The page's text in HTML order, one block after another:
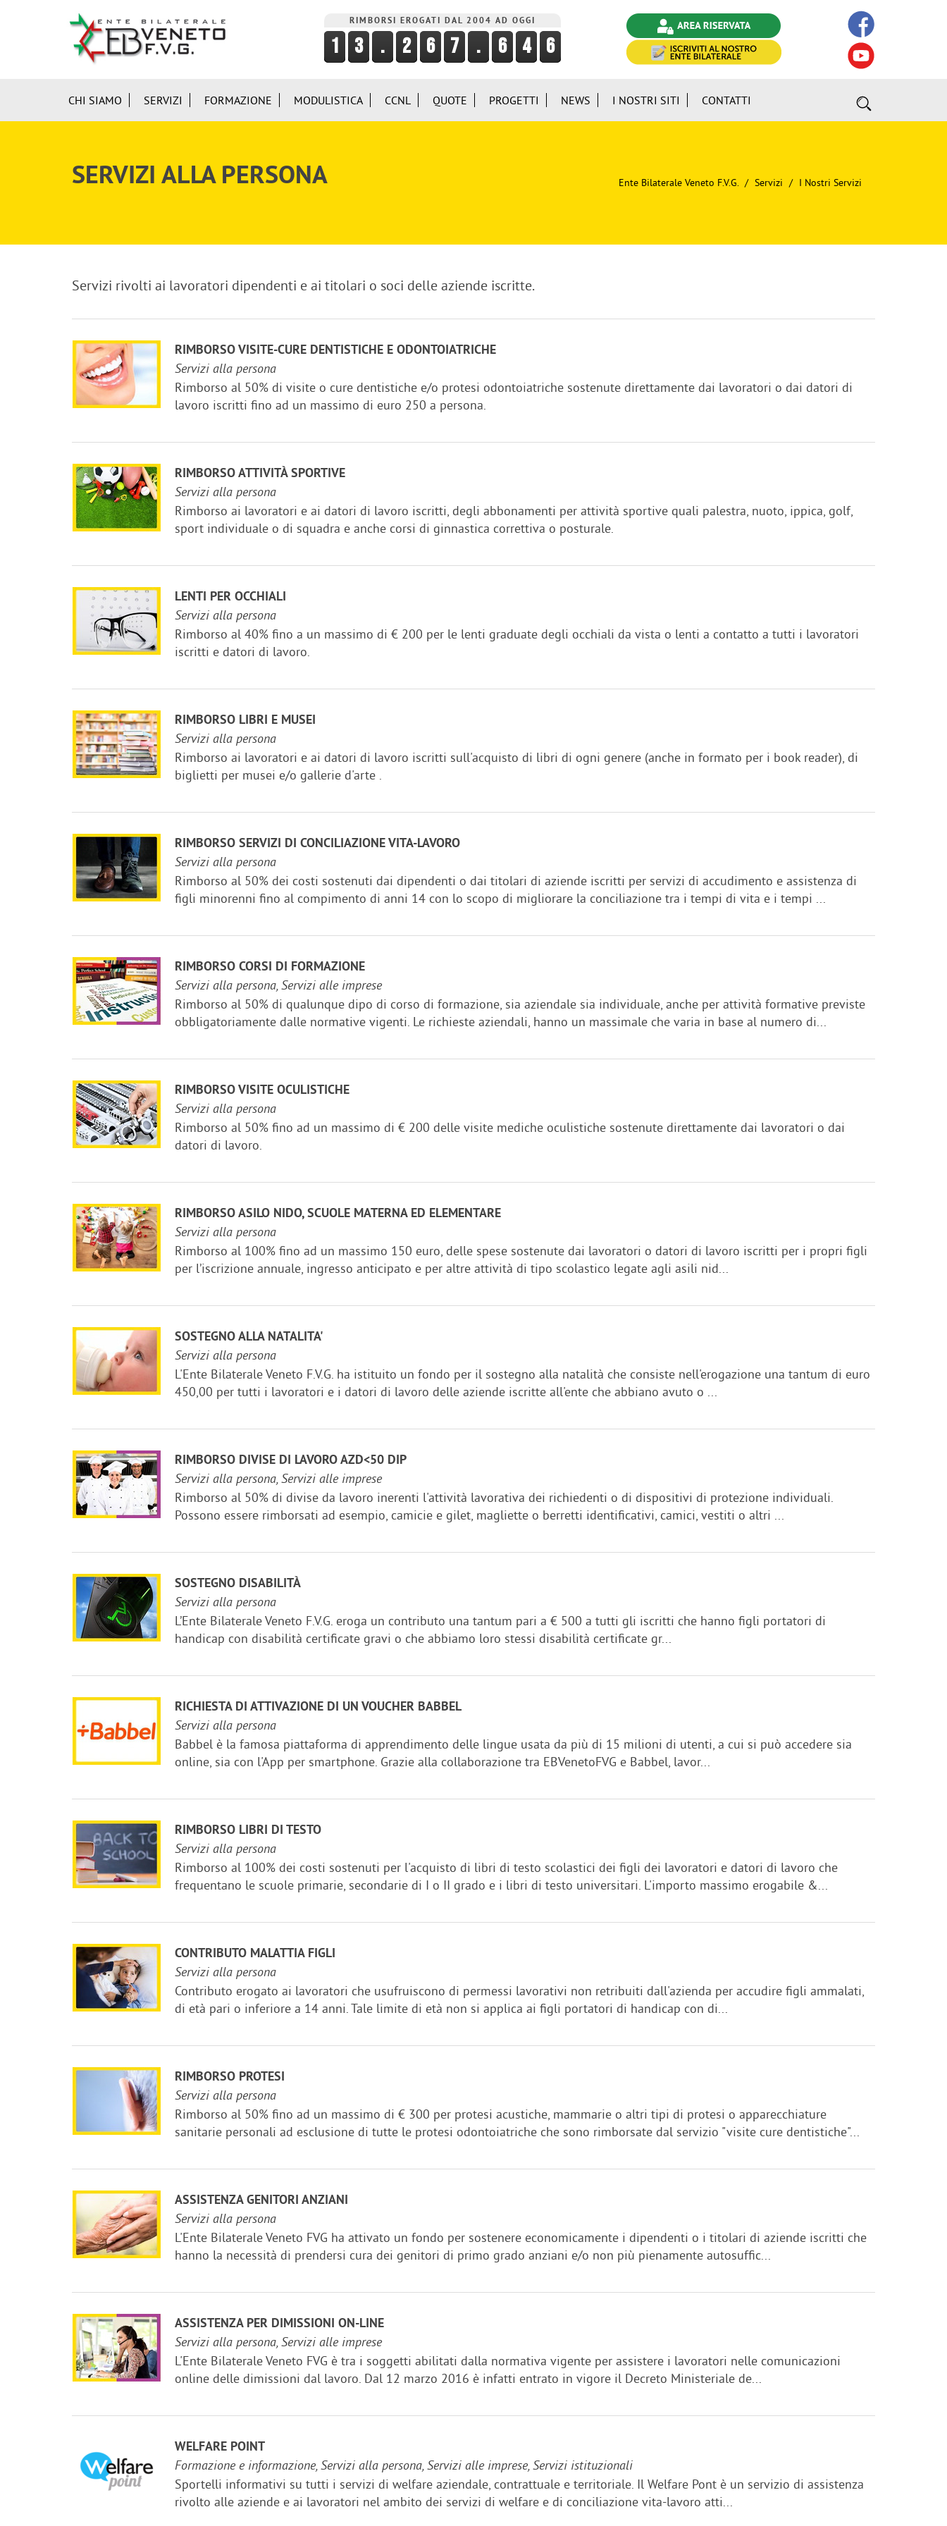
RIMBORSI EROGATI DAL 2004 AD OGGI
CHI SIAMO SERVIZI FORMAZIONE MODULISTICA CCNL QUOTE PROGETTI NEWS I NOSTRI SITI CONTATTI
SERVIZI ALLA PERSONA Ente Bilaterale Veneto F.V.G. Servizi I Nostri Servizi
Servizi rivolti ai lavoratori dipendenti e ai titolari o soci delle aziende iscritte.
RIMBORSO VISITE-CURE DENTISTICHE E ODONTOIATRICHE
Servizi alla persona
Rimborso al 50% di visite o cure dentistiche e/o protesi odontoiatriche sostenute direttamente dai lavoratori o dai datori di
lavoro iscritti fino ad un massimo di euro 250 a persona.
RIMBORSO ATTIVITÀ SPORTIVE
Servizi alla persona
Rimborso ai lavoratori e ai datori di lavoro iscritti, degli abbonamenti per attività sportive quali palestra, nuoto, ippica, golf,
sport individuale o di squadra e anche corsi di ginnastica correttiva o posturale.
LENTI PER OCCHIALI
Servizi alla persona
Rimborso al 40% fino a un massimo di € 200 per le lenti graduate degli occhiali da vista o lenti a contatto a tutti i lavoratori
iscritti e datori di lavoro.
RIMBORSO LIBRI E MUSEI
Servizi alla persona
Rimborso ai lavoratori e ai datori di lavoro iscritti sull'acquisto di libri di ogni genere (anche in formato per i book reader), di
biglietti per musei e/o gallerie d'arte .
RIMBORSO SERVIZI DI CONCILIAZIONE VITA-LAVORO
Servizi alla persona
Rimborso al 50% dei costi sostenuti dai dipendenti o dai titolari di aziende iscritti per servizi di accudimento e assistenza di
figli minorenni fino al compimento di anni 14 con lo scopo di migliorare la conciliazione tra i tempi di vita e i tempi ...
RIMBORSO CORSI DI FORMAZIONE
Servizi alla persona, Servizi alle imprese
Rimborso al 50% di qualunque dipo di corso di formazione, sia aziendale sia individuale, anche per attività formative previste
obbligatoriamente dalle normative vigenti. Le richieste aziendali, hanno un massimale che varia in base al numero di...
RIMBORSO VISITE OCULISTICHE
Servizi alla persona
Rimborso al 50% fino ad un massimo di € 200 delle visite mediche oculistiche sostenute direttamente dai lavoratori o dai
datori di lavoro.
RIMBORSO ASILO NIDO, SCUOLE MATERNA ED ELEMENTARE
Servizi alla persona
Rimborso al 100% fino ad un massimo 150 euro, delle spese sostenute dai lavoratori o datori di lavoro iscritti per i propri figli
per l’iscrizione annuale, ingresso anticipato e per altre attività di tipo scolastico legate agli asili nid...
SOSTEGNO ALLA NATALITA'
Servizi alla persona
L'Ente Bilaterale Veneto F.V.G. ha istituito un fondo per il sostegno alla natalità che consiste nell'erogazione una tantum di euro
450,00 per tutti i lavoratori e i datori di lavoro delle aziende iscritte all'ente che abbiano avuto o ...
RIMBORSO DIVISE DI LAVORO AZD<50 DIP
Servizi alla persona, Servizi alle imprese
Rimborso al 50% di divise da lavoro inerenti l'attività lavorativa dei richiedenti o di dispositivi di protezione individuali.
Possono essere rimborsati ad esempio, camicie e gilet, magliette o berretti identificativi, camici, vestiti o altri ...
SOSTEGNO DISABILITÀ
Servizi alla persona
L’Ente Bilaterale Veneto F.V.G. eroga un contributo una tantum pari a € 500 a tutti gli iscritti che hanno figli portatori di
handicap con disabilità certificate gravi o che abbiamo loro stessi disabilità certificate gr...
RICHIESTA DI ATTIVAZIONE DI UN VOUCHER BABBEL
Servizi alla persona
Babbel è la famosa piattaforma di apprendimento delle lingue usata da più di 15 milioni di utenti, a cui si può accedere sia
online, sia con l'App per smartphone. Grazie alla collaborazione tra EBVenetoFVG e Babbel, lavor...
RIMBORSO LIBRI DI TESTO
Servizi alla persona
Rimborso al 100% dei costi sostenuti per l'acquisto di libri di testo scolastici dei figli dei lavoratori e datori di lavoro che
frequentano le scuole primarie, secondarie di I o II grado e i libri di testo universitari. L'importo massimo erogabile &...
CONTRIBUTO MALATTIA FIGLI
Servizi alla persona
Contributo erogato ai lavoratori che usufruiscono di permessi lavorativi non retribuiti dall'azienda per accudire figli ammalati,
di età pari o inferiore a 14 anni. Tale limite di età non si applica ai figli portatori di handicap con di...
RIMBORSO PROTESI
Servizi alla persona
Rimborso al 50% fino ad un massimo di € 300 per protesi acustiche, mammarie o altri tipi di protesi o apparecchiature
sanitarie personali ad esclusione di tutte le protesi odontoiatriche che sono rimborsate dal servizio "visite cure dentistiche"...
ASSISTENZA GENITORI ANZIANI
Servizi alla persona
L'Ente Bilaterale Veneto FVG ha attivato un fondo per sostenere economicamente i dipendenti o i titolari di aziende iscritti che
hanno la necessità di prendersi cura dei genitori di primo grado anziani e/o non più pienamente autosuffic...
ASSISTENZA PER DIMISSIONI ON-LINE
Servizi alla persona, Servizi alle imprese
L'Ente Bilaterale Veneto FVG è tra i soggetti abilitati dalla normativa vigente per assistere i lavoratori nelle comunicazioni
online delle dimissioni dal lavoro. Dal 12 marzo 2016 è infatti entrato in vigore il Decreto Ministeriale de...
WELFARE POINT
Formazione e informazione, Servizi alla persona, Servizi alle imprese, Servizi istituzionali
Sportelli informativi su tutti i servizi di welfare aziendale, contrattuale e territoriale. Il Welfare Pont è un servizio di assistenza
rivolto alle aziende e ai lavoratori nel ambito dei servizi di welfare e di conciliazione vita-lavoro atti...